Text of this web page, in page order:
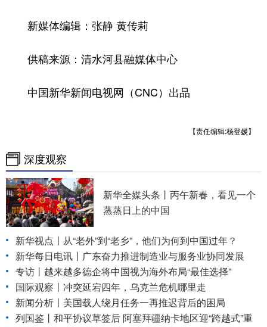
新媒体编辑：张静 黄传莉
供稿来源：清水河县融媒体中心
中国新华新闻电视网（CNC）出品
【责任编辑:杨登媛】
深度观察
新华全媒头条丨 丙午新春，看见一个
蒸蒸日上的中国
新华视点丨 从“老外”到“老乡”，他们为何到中国过年？
新华每日电讯丨 广东奋力推进制造业与服务业协同发展
专访丨越来越多德企将中国视为海外布局“最佳选择”
国际观察丨 冲突延宕四年，乌克兰危机哪里走
新闻分析丨美国载人绕月任务一再推迟背后的困局
列国鉴丨和平协议草签后 阿塞拜疆纳卡地区迎“跨越式”重